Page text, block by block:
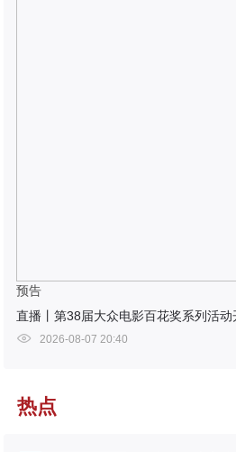
预告
直播丨第38届大众电影百花奖系列活动
2026-08-07 20:40
热点